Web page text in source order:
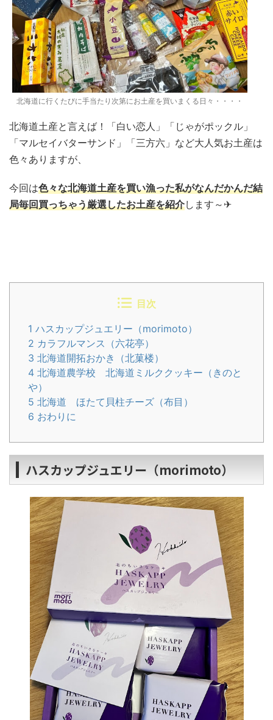
北海道に行くたびに手当たり次第にお土産を買いまくる日々・・・・
北海道土産と言えば！「白い恋人」「じゃがポックル」
「マルセイバターサンド」「三方六」など大人気お土産は
色々ありますが、
今回は色々な北海道土産を買い漁った私がなんだかんだ結
局毎回買っちゃう厳選したお土産を紹介します～✈
目次
1 ハスカップジュエリー（morimoto）
2 カラフルマンス（六花亭）
3 北海道開拓おかき（北菓楼）
4 北海道農学校 北海道ミルククッキー（きのと
や）
5 北海道 ほたて貝柱チーズ（布目）
6 おわりに
ハスカップジュエリー（morimoto）